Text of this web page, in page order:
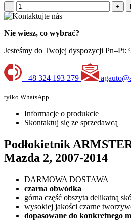
- +
Nie wiesz, co wybrać?
Jesteśmy do Twojej dyspozycji Pn–Pt:
+48 324 193 279
tyłko WhatsApp
Informacje o produkcie
Skontaktuj się ze sprzedawcą
Podłokietnik
Mazda 2, 2007-2014
DARMOWA DOSTAWA
czarna obwódka
górna część obszyta delikatną
wysokiej jakości czarne
dopasowane do konkretnego